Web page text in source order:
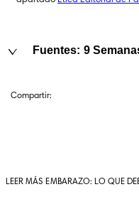
Fuentes: 9
Compartir:
LEER MÁS EMBARAZO: LO QUE